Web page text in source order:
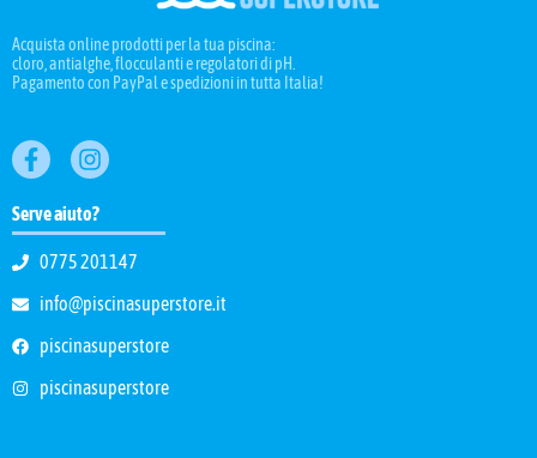
Acquista online prodotti per la tua piscina:
cloro, antialghe, flocculanti e regolatori di pH.
Pagamento con PayPal e spedizioni in tutta Italia!
Serve aiuto?
0775 201147
info@piscinasuperstore.it
piscinasuperstore
piscinasuperstore